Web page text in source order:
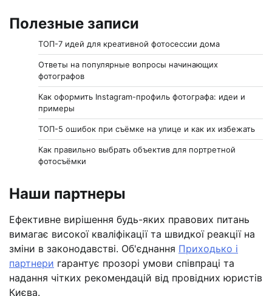
Полезные записи
ТОП-7 идей для креативной фотосессии дома
Ответы на популярные вопросы начинающих
фотографов
Как оформить Instagram-профиль фотографа: идеи и
примеры
ТОП-5 ошибок при съёмке на улице и как их избежать
Как правильно выбрать объектив для портретной
фотосъёмки
Наши партнеры
Ефективне вирішення будь-яких правових питань
вимагає високої кваліфікації та швидкої реакції на
зміни в законодавстві. Об'єднання Приходько і
партнери гарантує прозорі умови співпраці та
надання чітких рекомендацій від провідних юристів
Києва.